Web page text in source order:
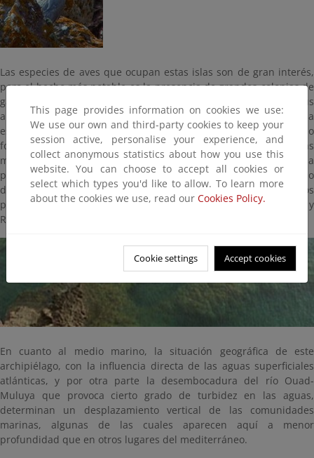
Las especies de aves que ocupan estas islas son de gran interés,
pero el hecho más notable es la presencia de grandes colonias de
gaviotas, como es el caso de la Gaviota de Audouin (Larus
audouinii), que mantiene en estas islas la 2ª colonia en tamaño a
escala mundial. La Pardela cenicienta cría en la isla de Congreso
formando, igualmente, una gran colonia superior en número a las
mil parejas. Es habitual la presencia del Cormorán grande. Una
pareja de Águila pescadora nidifica regularmente, así como una o
dos de Halcón peregrino. Los mamíferos han sido introducidos
por el hombre, unos involuntariamente, caso del Ratón común y
Rata negra y otros voluntariamente, caso del Conejo.
En cuanto al medio marino, la situación geográfica de este
archipiélago, con la influencia directa de las aguas superficiales
atlánticas, y por otra parte la desembocadura del río Ouad-
Muluya que provoca cierto grado de turbidez en las aguas,
determinan un desplazamiento vertical de las comunidades
marinas, algunas de las cuales aparecen aquí a menor
profundidad que en otros lugares del mediterráneo.
This page provides information on cookies we use:
We use our own and third-party cookies to keep your
session active, personalise your experience, and
collect anonymous statistics about how you use this
website. You can choose to accept all cookies or
select which types you'd like to allow. To learn more
about the cookies we use, read our Cookies Policy.
Cookie settings Accept cookies